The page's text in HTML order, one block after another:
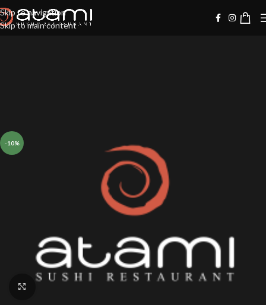
Skip to navigation
Skip to main content
-10%